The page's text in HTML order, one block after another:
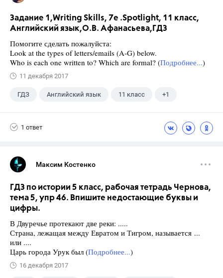
Задание 1,Writing Skills, 7e .Spotlight, 11 класс,
Английский язык,О.В. Афанасьева,ГДЗ
Помогите сделать пожалуйста:
Look at the types of letters/emails (A-G) below.
Who is each one written to? Which are formal? (Подробнее...)
11 декабря 2017
ГДЗ Английский язык 11 класс +1
1 ответ
Максим Костенко
ГДЗ по истории 5 класс, рабочая тетрадь Чернова,
тема 5, упр 46. Впишите недостающие буквы и
цифры.
В Двуречье протекают две реки: .....
Страна, лежащая между Евратом и Тигром, называется ...
или ....
Царь города Урук был (Подробнее...)
16 декабря 2017